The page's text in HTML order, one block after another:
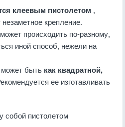
клеевым пистолетом ,
крепление.
происходить по-разному,
иной способ, нежели на
быть как квадратной,
ее изготавливать
собой пистолетом